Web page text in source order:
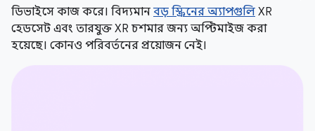
ডিভাইসে কাজ করে। বিদ্যমান বড় স্ক্রিনের অ্যাপগুলি XR
হেডসেট এবং তারযুক্ত XR চশমার জন্য অপ্টিমাইজ করা
হয়েছে। কোনও পরিবর্তনের প্রয়োজন নেই।